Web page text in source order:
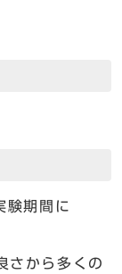
験期間に
さから多くの